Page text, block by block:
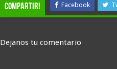
compartir! Facebook
Dejanos tu comentario